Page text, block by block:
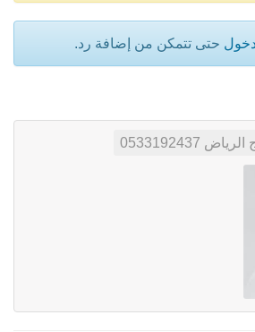
حتى تتمكن من إضافة رد.